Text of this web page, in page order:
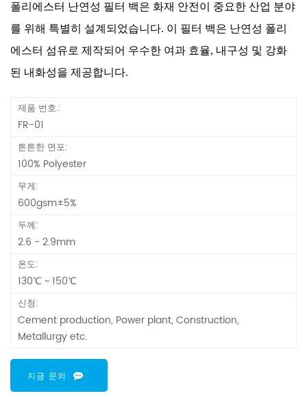
폴리에스터 난연성 필터 백은 화재 안전이 중요한 산업 분야
를 위해 특별히 설계되었습니다. 이 필터 백은 난연성 폴리
에스터 섬유로 제작되어 우수한 여과 효율, 내구성 및 강화
된 내화성을 제공합니다.
제품 번호.:
FR-01
튼튼한 면포:
100% Polyester
무게:
600gsm±5%
두께:
2.6 - 2.9mm
온도:
130℃ ~ 150℃
신청:
Cement production, Power plant, Construction,
Metallurgy etc.
지금 문의